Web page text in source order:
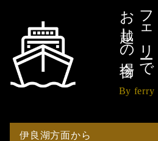
フェリーで
お越しの場合
By ferry
伊良湖方面から